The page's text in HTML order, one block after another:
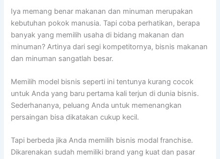
Iya memang benar makanan dan minuman merupakan
kebutuhan pokok manusia. Tapi coba perhatikan, berapa
banyak yang memilih usaha di bidang makanan dan
minuman? Artinya dari segi kompetitornya, bisnis makanan
dan minuman sangatlah besar.
Memilih model bisnis seperti ini tentunya kurang cocok
untuk Anda yang baru pertama kali terjun di dunia bisnis.
Sederhananya, peluang Anda untuk memenangkan
persaingan bisa dikatakan cukup kecil.
Tapi berbeda jika Anda memilih bisnis modal franchise.
Dikarenakan sudah memiliki brand yang kuat dan pasar